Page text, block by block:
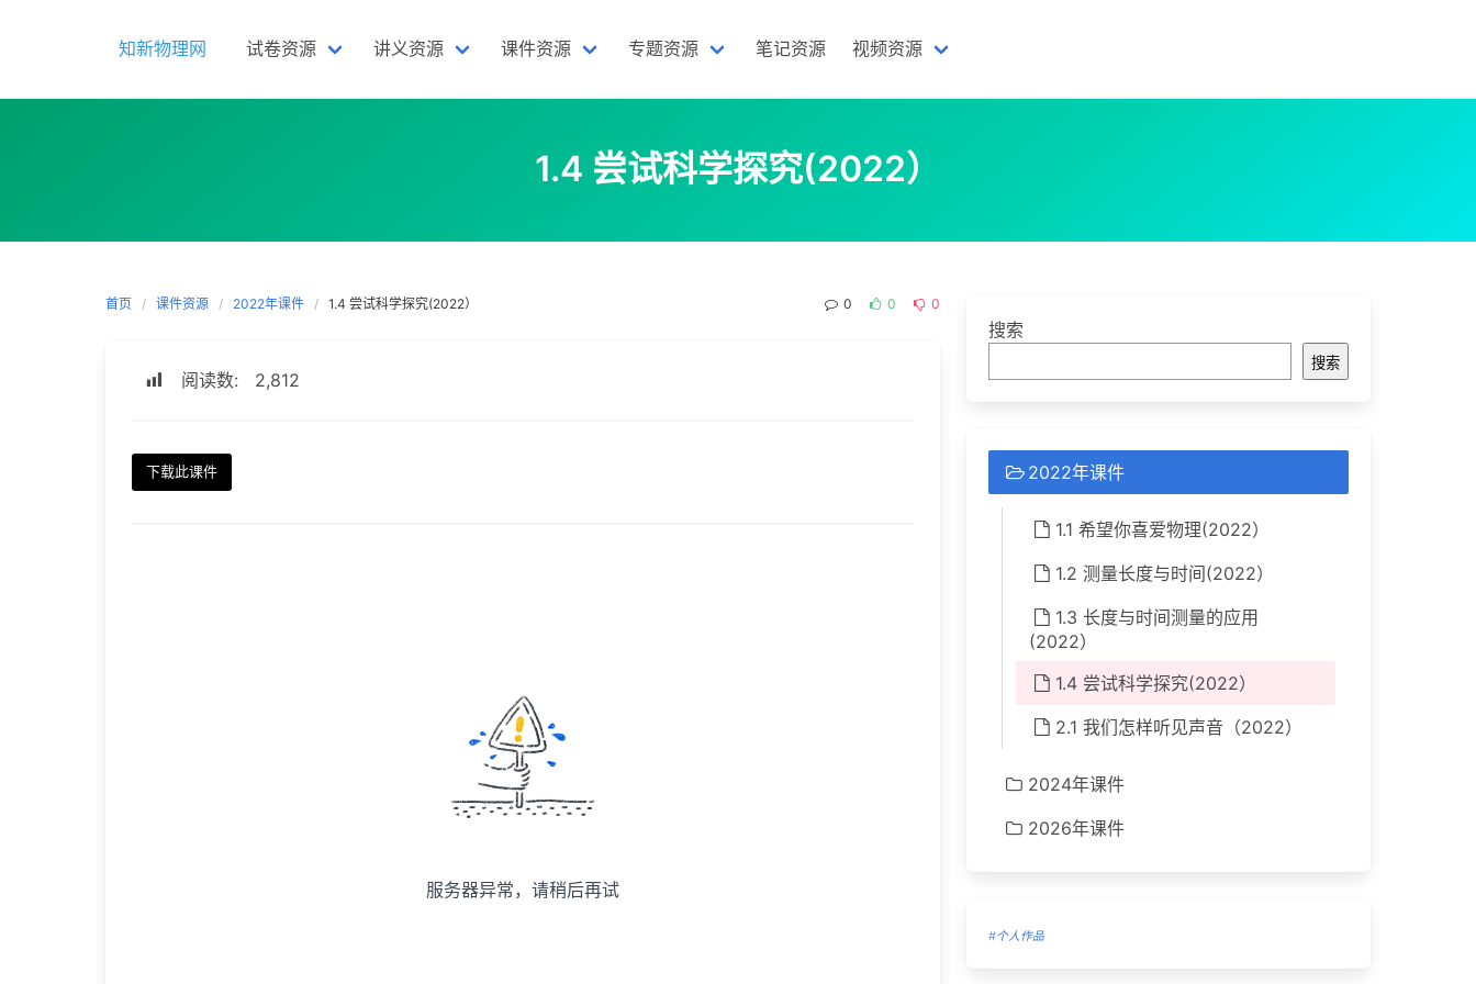
知新物理网 试卷资源 讲义资源 课件资源 专题资源 笔记资源 视频资源
1.4 尝试科学探究(2022）
首页 课件资源 2022年课件 1.4 尝试科学探究(2022） 0 0 0
阅读数: 2,812
下载此课件
搜索
搜索
2022年课件
1.1 希望你喜爱物理(2022）
1.2 测量长度与时间(2022）
1.3 长度与时间测量的应用
(2022）
1.4 尝试科学探究(2022）
2.1 我们怎样听见声音（2022）
2024年课件
2026年课件
#个人作品